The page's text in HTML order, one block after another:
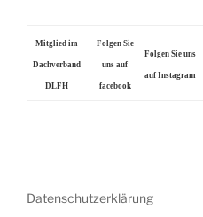
Mitglied im
Dachverband
DLFH
Folgen Sie
uns auf
facebook
Folgen Sie uns
auf Instagram
Datenschutzerklärung